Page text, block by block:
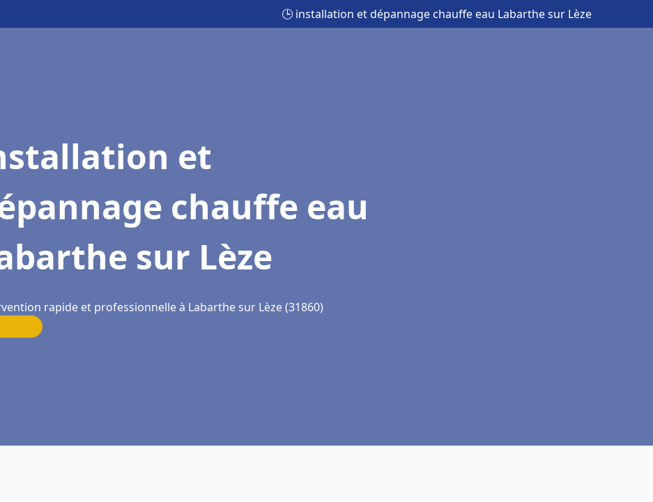
🕒 installation et dépannage chauffe eau Labarthe sur Lèze
et
chauffe eau
sur Lèze
rapide et professionnelle à Labarthe sur Lèze (31860)